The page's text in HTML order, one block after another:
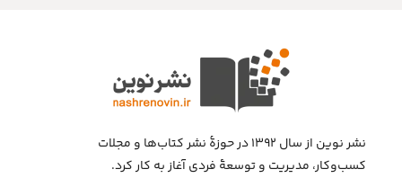
نشر نوین از سال ۱۳۹۲ در حوزهٔ نشر کتاب‌ها و مجلات
کسب‌وکار، مدیریت و توسعهٔ فردی آغاز به کار کرد.